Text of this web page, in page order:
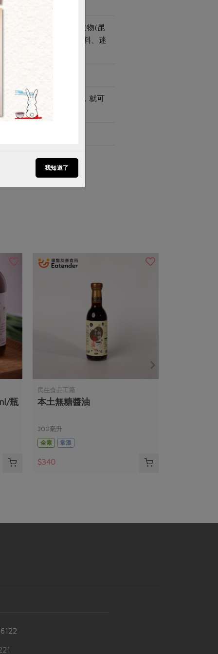
香菇濃縮汁、昆布萃取物(昆
生素E (抗氧化劑)、香料、迷
加入不同的水果醬料，就可
風尚。
瓶
民生食品工廠
本土無糖醬油
300毫升
全素
常溫
$340
我知道了